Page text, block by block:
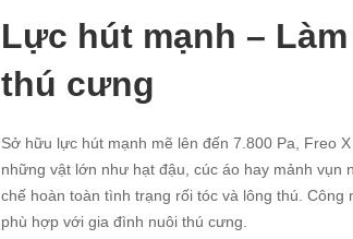
Lực hút mạnh –
thú cưng
Sở hữu lực hút mạnh mẽ lên đến 7.800 Pa, Freo
những vật lớn như hạt đậu, cúc áo hay mảnh vụn
chế hoàn toàn tình trạng rối tóc và lông thú.
phù hợp với gia đình nuôi thú cưng.